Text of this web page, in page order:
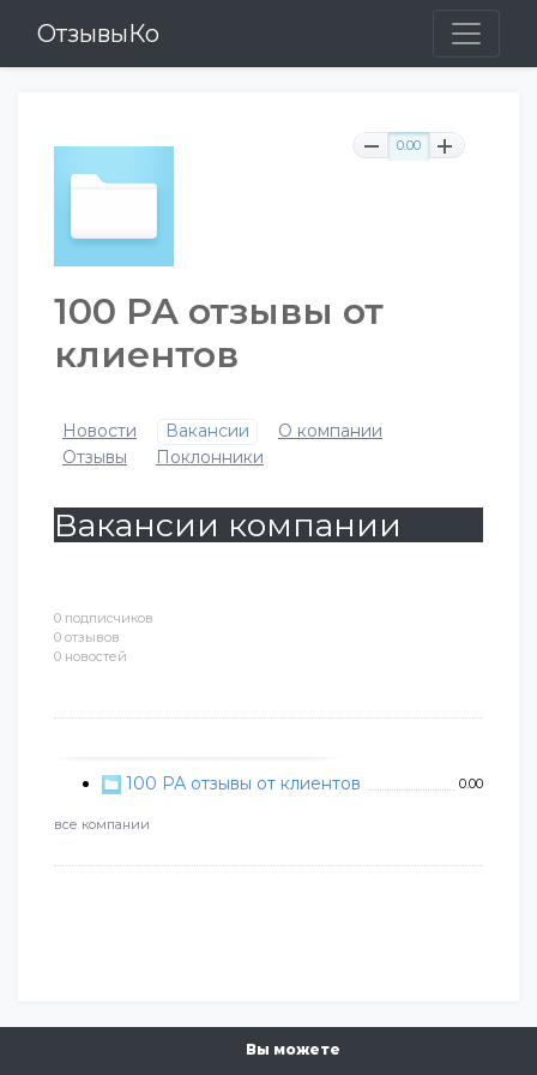
ОтзывыКо
0 подписчиков
0 отзывов
0 новостей
100 РА отзывы от клиентов 0.00
все компании
0.00
100 РА отзывы от
клиентов
Новости Вакансии
О компании
Отзывы
Поклонники
Вакансии компании
Вы можете